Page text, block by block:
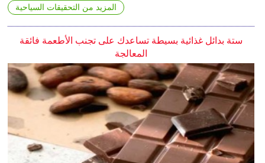
المزيد من التحقيقات السياحية
ستة بدائل غذائية بسيطة تساعدك على تجنب الأطعمة فائقة
المعالجة